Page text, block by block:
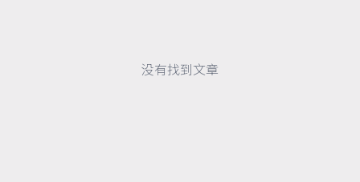
没有找到文章